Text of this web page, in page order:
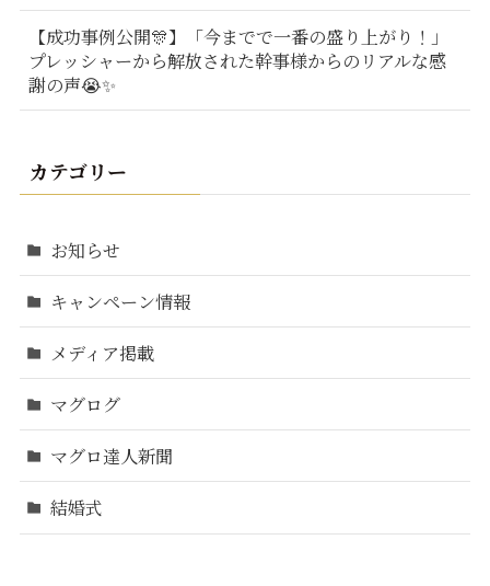
【成功事例公開🎊】「今までで一番の盛り上がり！」
プレッシャーから解放された幹事様からのリアルな感
謝の声😭✨
カテゴリー
お知らせ
キャンペーン情報
メディア掲載
マグログ
マグロ達人新聞
結婚式